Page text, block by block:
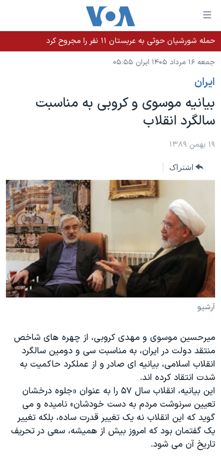
لینکهای
قابل
دسترسی
جهش
محتوای
اصلی
جهش
به
صفحه
اصلی
جهش
به
خانه
نسخه سبک وب‌سایت
موضوع ها
ایران
آمریکا
جهان
ویدیوها
فرهنگ و زندگی
حقوق شهروندی
آرشیو پخش زنده
برنامه های تلویزیونی
جدول برنامه ها
صفحه‌های ویژه
بایگانی برنامه‌های تلویزیونی
مستندها
انتخابات ریاست جمهوری آمریکا ۲۰۲۴
حمله جمهوری اسلامی به اسرائیل
مجموعه مستندهای دادخواهی
تریبونال مردمی آبان ۹۸
دادگاه حمید نوری
چهل سال گروگان‌گیری
قانون شفافیت دارائی کادر رهبری ایران
اعتراضات مردمی آبان ۹۸
اسرائیل در جنگ
فرکانس‌های صدای آمریکا
پخش رادیویی
یادگیری زبان انگلیسی
دنبال کنید
زبانهای مختلف
حمله شورشیان حوثی به عربستان ۱۱ نفر را مجروح کرد
جمعه ۱۶ مرداد ۱۴۰۵ ایران ۰۵:۵۵
ايران
بیانیه موسوی و کروبی به مناسبت
سالگرد انقلاب
۱۹ بهمن ۱۳۸۹
اشتراک
آرشیو
میرحسین موسوی و مهدی کروبی، از چهره های شاخص
منتقد دولت در ایران، به مناسبت سی و دومین سالگرد
انقلاب اسلامی، بیانیه ای صادر و از عملکرد حاکمیت به
شدت انتقاد کرده اند.
این بیانیه، انقلاب سال ۵۷ را به عنوان «جلوه درخشان
تعیین سرنوشت مردم به دست خودشان» نامیده و می
گوید که این انقلاب نه یک تغییر قدرت ساده، بلکه تغییر
یک گفتمان بود که امروز بیش از همیشه، سعی در تحریف
تاریخ آن می شود.